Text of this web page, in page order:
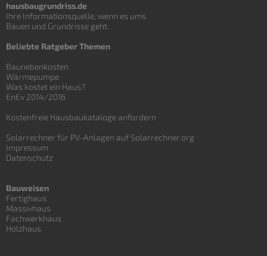
hausbaugrundriss.de
Ihre Informationsquelle, wenn es ums
Bauen und Grundrisse geht.
Beliebte Ratgeber Themen
Baunebenkosten
Wärmepumpe
Was kostet ein Haus?
EnEv 2014/2016
Kostenfreie Hausbaukataloge anfordern
Solarrechner für PV-Anlagen auf Solarrechner.org
Impressum
Datenschutz
Bauweisen
Fertighaus
Massivhaus
Fachwerkhaus
Holzhaus